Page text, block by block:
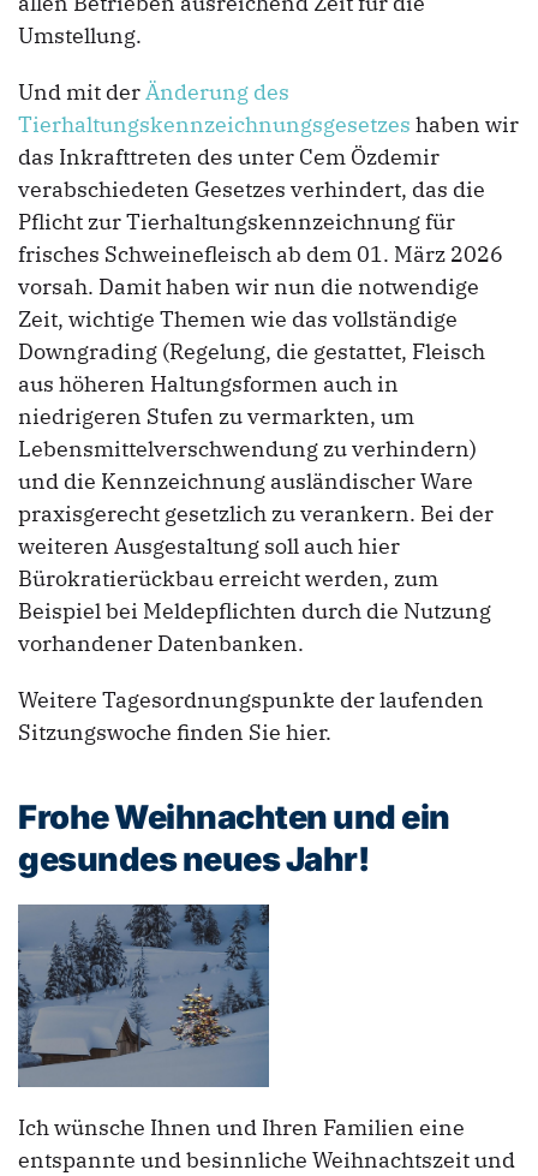
Umstellung.
Und mit derÄnderung des
Tierhaltungskennzeichnungsgesetzes haben wir
das Inkrafttreten des unter Cem Özdemir
verabschiedeten Gesetzes verhindert, das die
Pflicht zur Tierhaltungskennzeichnung für
frisches Schweinefleisch ab dem 01. März 2026
vorsah. Damit haben wir nun die notwendige
Zeit, wichtige Themen wie das vollständige
Downgrading (Regelung, die gestattet, Fleisch
aus höheren Haltungsformen auch in
niedrigeren Stufen zu vermarkten, um
Lebensmittelverschwendung zu verhindern)
und die Kennzeichnung ausländischer Ware
praxisgerecht gesetzlich zu verankern. Bei der
weiteren Ausgestaltung soll auch hier
Bürokratierückbau erreicht werden, zum
Beispiel bei Meldepflichten durch die Nutzung
vorhandener Datenbanken.
Weitere Tagesordnungspunkte der laufenden
Sitzungswoche finden Sie hier.
Frohe Weihnachten und ein
gesundes neues Jahr!
Ich wünsche Ihnen und Ihren Familien eine
entspannte und besinnliche Weihnachtszeit und